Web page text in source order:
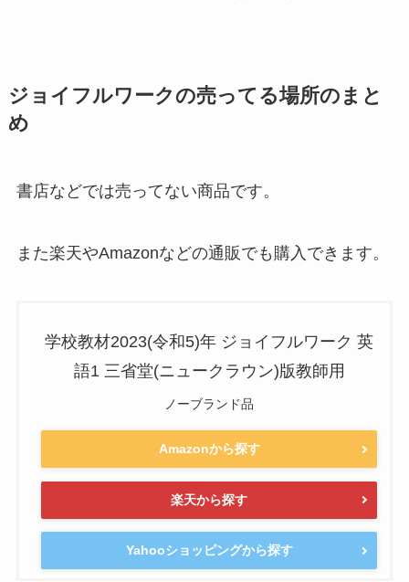
ジョイフルワークの売ってる場所のまと
め
書店などでは売ってない商品です。
また楽天やAmazonなどの通販でも購入できます。
学校教材2023(令和5)年 ジョイフルワーク 英
語1 三省堂(ニュークラウン)版教師用
ノーブランド品
Amazonから探す
楽天から探す
Yahooショッピングから探す